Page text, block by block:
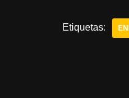
Etiquetas: